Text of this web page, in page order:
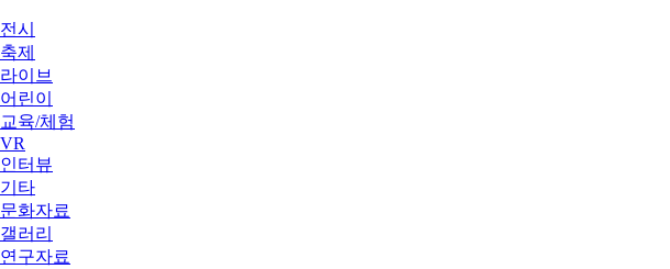
전시
축제
라이브
어린이
교육/체험
VR
인터뷰
기타
문화자료
갤러리
연구자료